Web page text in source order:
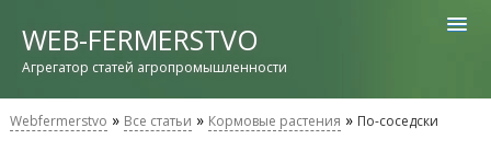
WEB-FERMERSTVO
Агрегатор статей агропромышленности
Webfermerstvo » Все статьи » Кормовые растения » По-соседски